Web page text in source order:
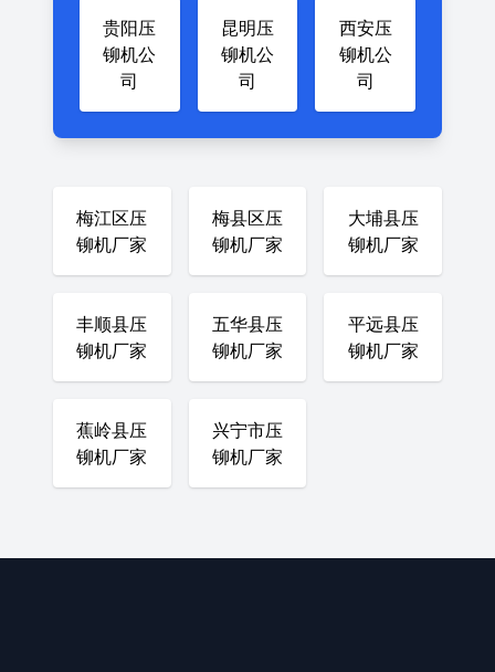
贵阳压
铆机公
司
昆明压
铆机公
司
西安压
铆机公
司
梅江区压
铆机厂家
梅县区压
铆机厂家
大埔县压
铆机厂家
丰顺县压
铆机厂家
五华县压
铆机厂家
平远县压
铆机厂家
蕉岭县压
铆机厂家
兴宁市压
铆机厂家